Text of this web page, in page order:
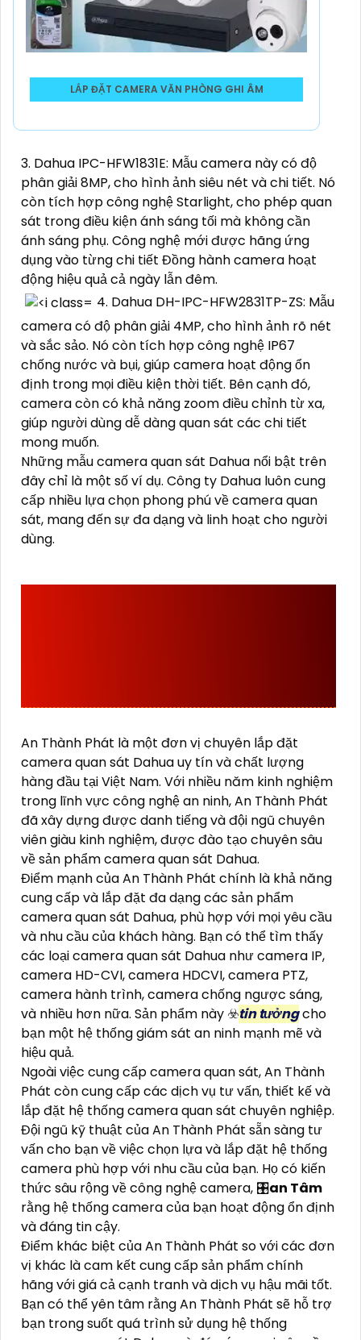
LẮP ĐẶT CAMERA VĂN PHÒNG GHI ÂM
3. Dahua IPC-HFW1831E: Mẫu camera này có độ
phân giải 8MP, cho hình ảnh siêu nét và chi tiết. Nó
còn tích hợp công nghệ Starlight, cho phép quan
sát trong điều kiện ánh sáng tối mà không cần
ánh sáng phụ. Công nghệ mới được hãng ứng
dụng vào từng chi tiết Đồng hành camera hoạt
động hiệu quả cả ngày lẫn đêm.
4. Dahua DH-IPC-HFW2831TP-ZS: Mẫu
camera có độ phân giải 4MP, cho hình ảnh rõ nét
và sắc sảo. Nó còn tích hợp công nghệ IP67
chống nước và bụi, giúp camera hoạt động ổn
định trong mọi điều kiện thời tiết. Bên cạnh đó,
camera còn có khả năng zoom điều chỉnh từ xa,
giúp người dùng dễ dàng quan sát các chi tiết
mong muốn.
Những mẫu camera quan sát Dahua nổi bật trên
đây chỉ là một số ví dụ. Công ty Dahua luôn cung
cấp nhiều lựa chọn phong phú về camera quan
sát, mang đến sự đa dạng và linh hoạt cho người
dùng.
An Thành Phát là một đơn vị chuyên lắp đặt
camera quan sát Dahua uy tín và chất lượng
hàng đầu tại Việt Nam. Với nhiều năm kinh nghiệm
trong lĩnh vực công nghệ an ninh, An Thành Phát
đã xây dựng được danh tiếng và đội ngũ chuyên
viên giàu kinh nghiệm, được đào tạo chuyên sâu
về sản phẩm camera quan sát Dahua.
Điểm mạnh của An Thành Phát chính là khả năng
cung cấp và lắp đặt đa dạng các sản phẩm
camera quan sát Dahua, phù hợp với mọi yêu cầu
và nhu cầu của khách hàng. Bạn có thể tìm thấy
các loại camera quan sát Dahua như camera IP,
camera HD-CVI, camera HDCVI, camera PTZ,
camera hành trình, camera chống ngược sáng,
và nhiều hơn nữa. Sản phẩm này ☣️tin tưởngcho
bạn một hệ thống giám sát an ninh mạnh mẽ và
hiệu quả.
Ngoài việc cung cấp camera quan sát, An Thành
Phát còn cung cấp các dịch vụ tư vấn, thiết kế và
lắp đặt hệ thống camera quan sát chuyên nghiệp.
Đội ngũ kỹ thuật của An Thành Phát sẵn sàng tư
vấn cho bạn về việc chọn lựa và lắp đặt hệ thống
camera phù hợp với nhu cầu của bạn. Họ có kiến
thức sâu rộng về công nghệ camera, 🎛an Tâm
rằng hệ thống camera của bạn hoạt động ổn định
và đáng tin cậy.
Điểm khác biệt của An Thành Phát so với các đơn
vị khác là cam kết cung cấp sản phẩm chính
hãng với giá cả cạnh tranh và dịch vụ hậu mãi tốt.
Bạn có thể yên tâm rằng An Thành Phát sẽ hỗ trợ
bạn trong suốt quá trình sử dụng hệ thống